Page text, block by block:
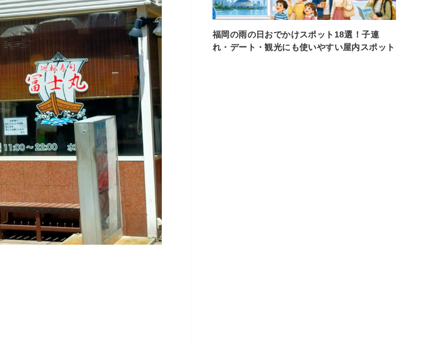
福岡の雨の日おでかけスポット18選！子連
れ・デート・観光にも使いやすい屋内スポット